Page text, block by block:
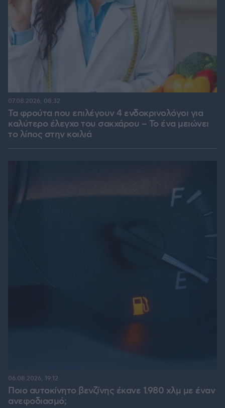
Τα φρούτα που επιλέγουν 4 ενδοκρινολόγοι για
καλύτερο έλεγχο του σακχάρου – Το ένα μειώνει
το λίπος στην κοιλιά
07.08.2026, 08:32
Ποιο αυτοκίνητο βενζίνης έκανε 1.980 χλμ με έναν
ανεφοδιασμό;
06.08.2026, 19:12